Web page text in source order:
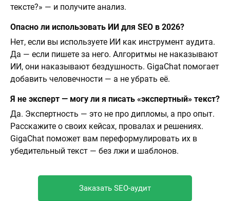
тексте?» — и получите анализ.
Опасно ли использовать ИИ для SEO в 2026?
Нет, если вы используете ИИ как инструмент аудита.
Да — если пишете за него. Алгоритмы не наказывают
ИИ, они наказывают бездушность. GigaChat помогает
добавить человечности — а не убрать её.
Я не эксперт — могу ли я писать «экспертный» текст?
Да. Экспертность — это не про дипломы, а про опыт.
Расскажите о своих кейсах, провалах и решениях.
GigaChat поможет вам переформулировать их в
убедительный текст — без лжи и шаблонов.
Заказать SEO-аудит